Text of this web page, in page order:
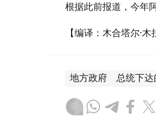
根据此前报道，今年
【编译：木合塔尔·木
地方政府 总统下达